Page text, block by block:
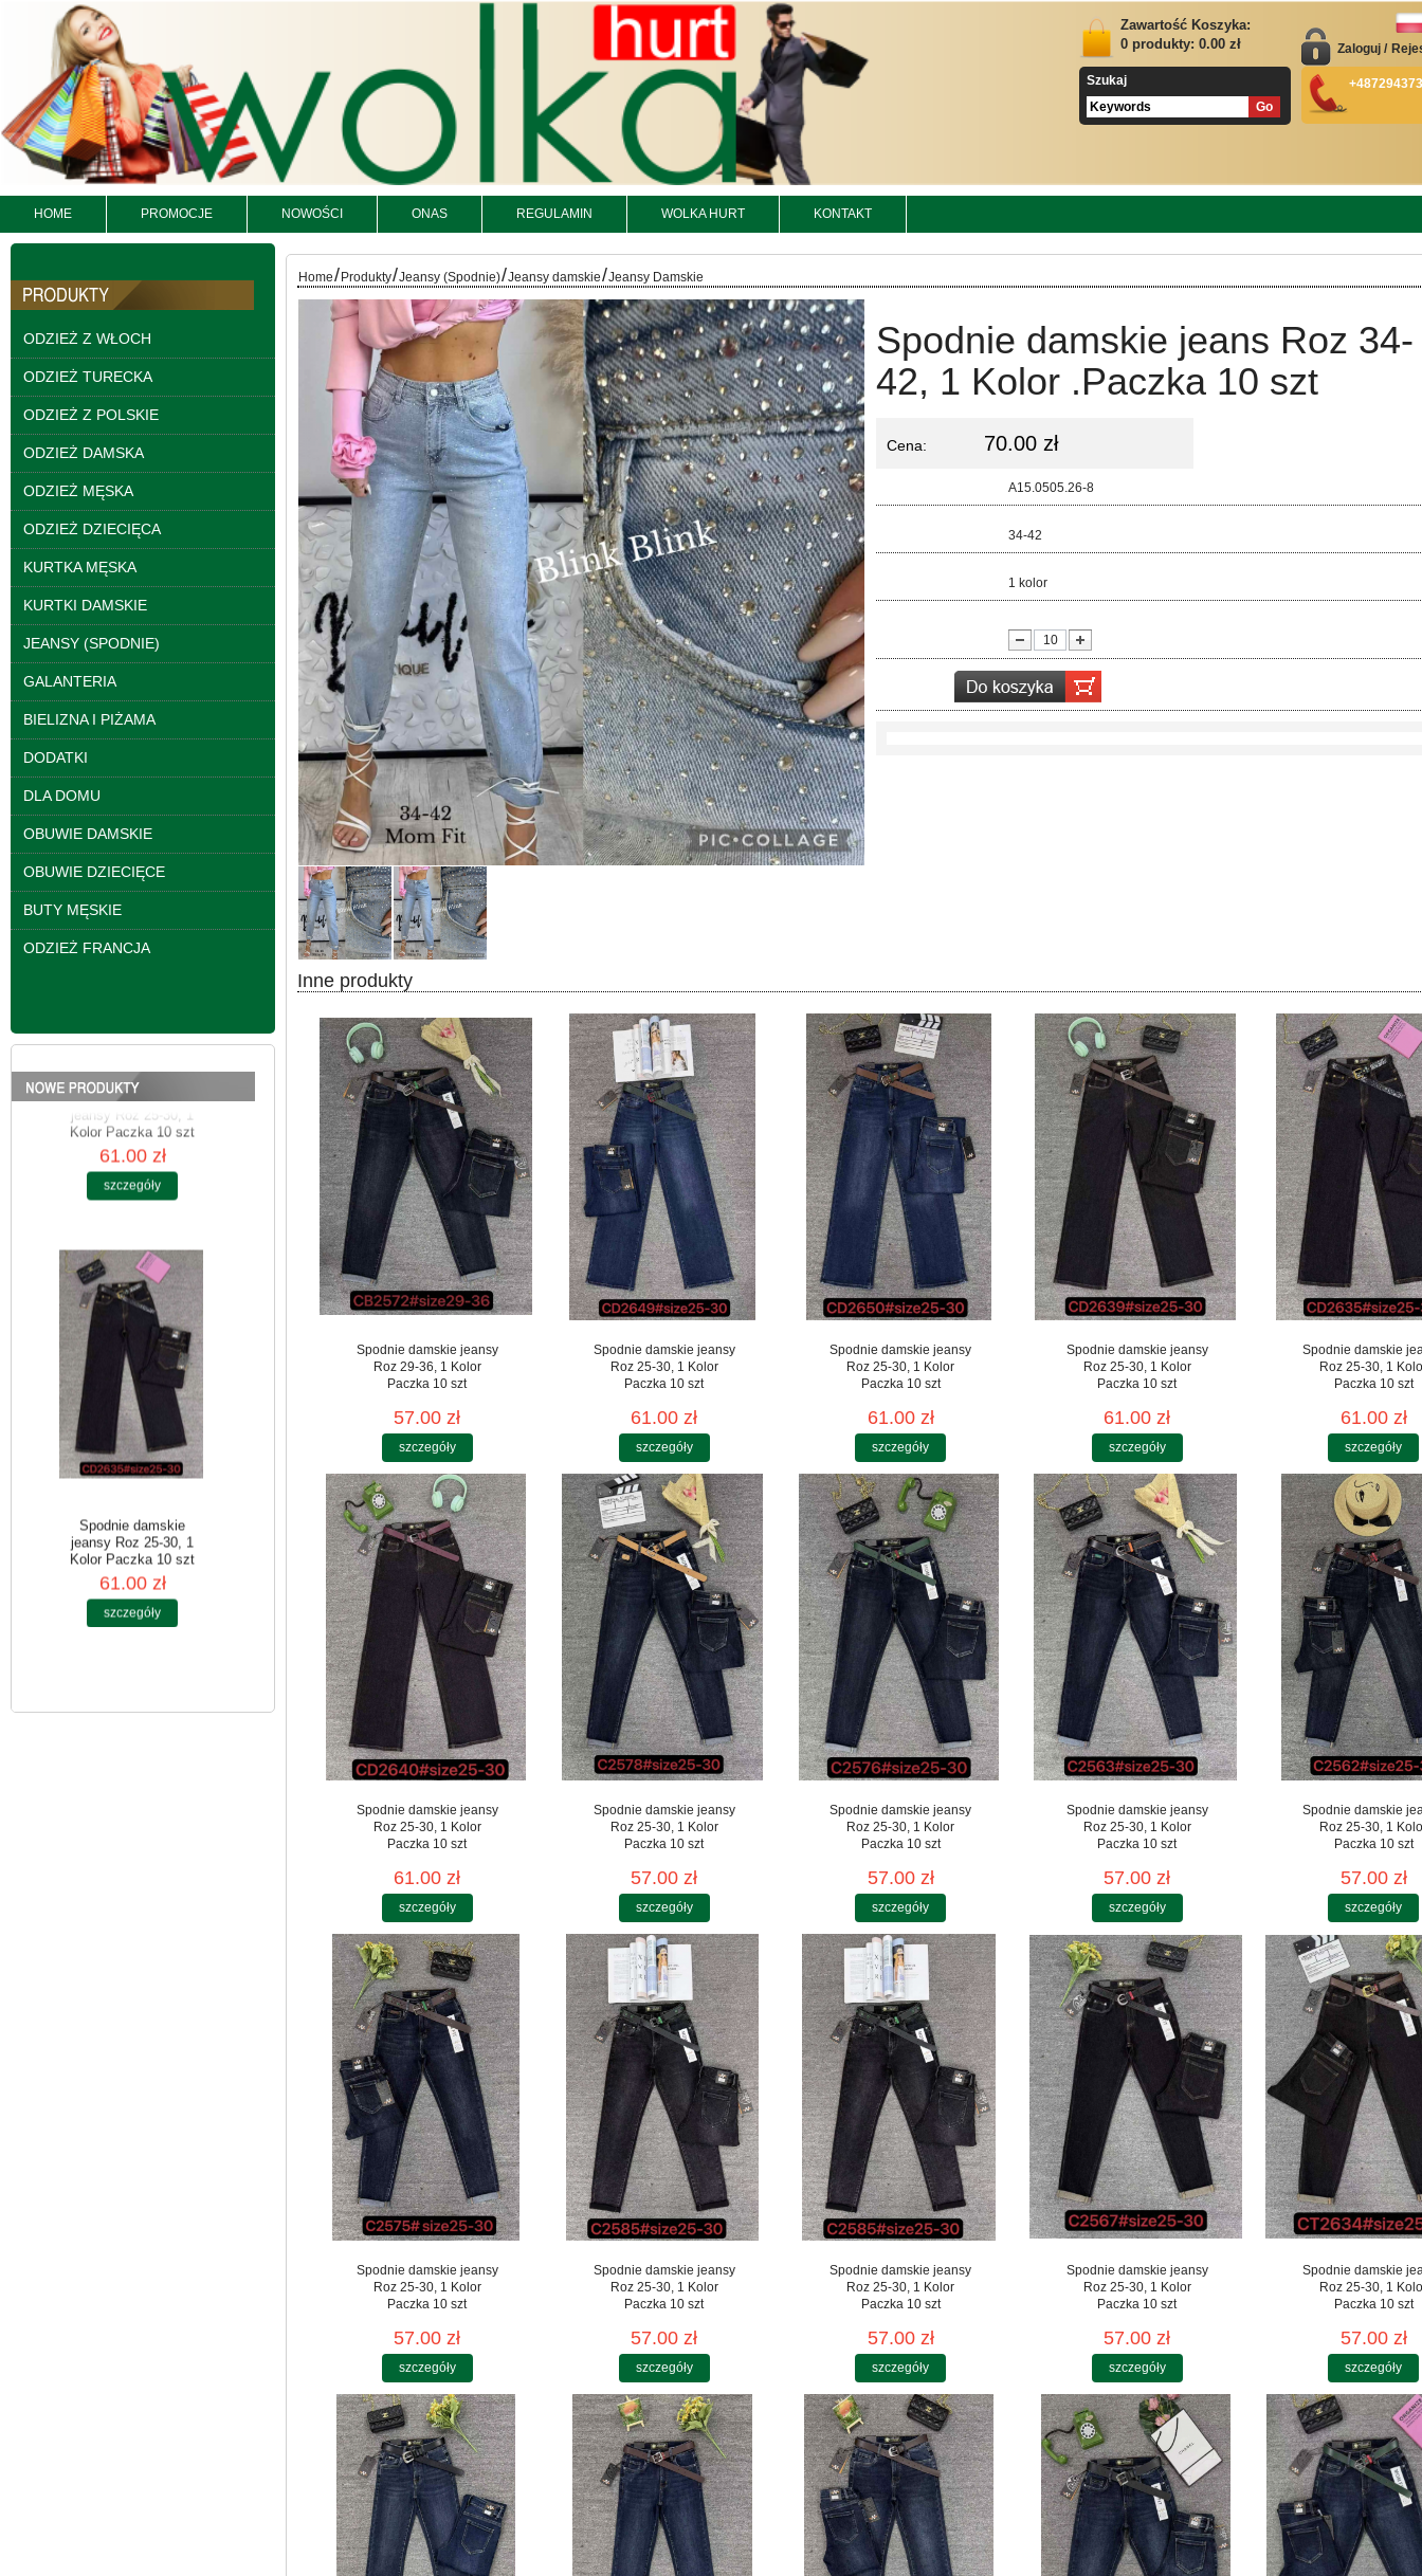
Zawartość Koszyka:
0 produkty: 0.00 zł
Szukaj
Zaloguj /
HOME PROMOCJE NOWOŚCI ONAS REGULAMIN WOLKA HURT KONTAKT
ODZIEŻ Z WŁOCH
ODZIEŻ TURECKA
ODZIEŻ Z POLSKIE
ODZIEŻ DAMSKA
ODZIEŻ MĘSKA
ODZIEŻ DZIECIĘCA
KURTKA MĘSKA
KURTKI DAMSKIE
JEANSY (SPODNIE)
GALANTERIA
BIELIZNA I PIŻAMA
DODATKI
DLA DOMU
OBUWIE DAMSKIE
OBUWIE DZIECIĘCE
BUTY MĘSKIE
ODZIEŻ FRANCJA
Spodnie damskie
Kolor Paczka 10 szt
61.00 zł
szczegóły
Spodnie damskie
jeansy Roz 25-30, 1
Kolor Paczka 10 szt
61.00 zł
Spodnie damskie
jeansy Roz 25-30, 1
61.00 zł
szczegóły
Spodnie damskie
jeansy Roz 25-30, 1
Home/ Produkty/Jeansy (Spodnie)/Jeansy damskie/Jeansy Damskie
Spodnie damskie jeans Roz 34-
42, 1 Kolor .Paczka 10 szt
Cena: 70.00 zł
A15.0505.26-8
34-42
1 kolor
Inne produkty
Spodnie damskie jeansy
Roz 29-36, 1 Kolor
Paczka 10 szt
57.00 zł
szczegóły
Spodnie damskie jeansy
Roz 25-30, 1 Kolor
Paczka 10 szt
61.00 zł
szczegóły
Spodnie damskie jeansy
Roz 25-30, 1 Kolor
Paczka 10 szt
61.00 zł
szczegóły
Spodnie damskie jeansy
Roz 25-30, 1 Kolor
Paczka 10 szt
61.00 zł
szczegóły
Spodnie damskie
Roz 25-30, 1
Paczka 10 szt
61.00 zł
szczegóły
Spodnie damskie jeansy
Roz 25-30, 1 Kolor
Paczka 10 szt
61.00 zł
szczegóły
Spodnie damskie jeansy
Roz 25-30, 1 Kolor
Paczka 10 szt
57.00 zł
szczegóły
Spodnie damskie jeansy
Roz 25-30, 1 Kolor
Paczka 10 szt
57.00 zł
szczegóły
Spodnie damskie jeansy
Roz 25-30, 1 Kolor
Paczka 10 szt
57.00 zł
szczegóły
Spodnie damskie
Roz 25-30, 1
Paczka 10 szt
57.00 zł
szczegóły
Spodnie damskie jeansy
Roz 25-30, 1 Kolor
Paczka 10 szt
57.00 zł
szczegóły
Spodnie damskie jeansy
Roz 25-30, 1 Kolor
Paczka 10 szt
57.00 zł
szczegóły
Spodnie damskie jeansy
Roz 25-30, 1 Kolor
Paczka 10 szt
57.00 zł
szczegóły
Spodnie damskie jeansy
Roz 25-30, 1 Kolor
Paczka 10 szt
57.00 zł
szczegóły
Spodnie damskie
Roz 25-30, 1
Paczka 10 szt
57.00 zł
szczegóły